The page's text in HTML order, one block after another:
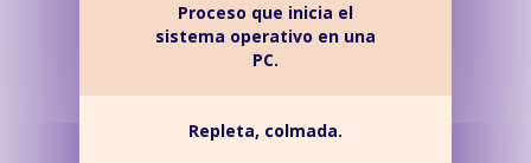
Proceso que inicia el
sistema operativo en una
PC.
Repleta, colmada.